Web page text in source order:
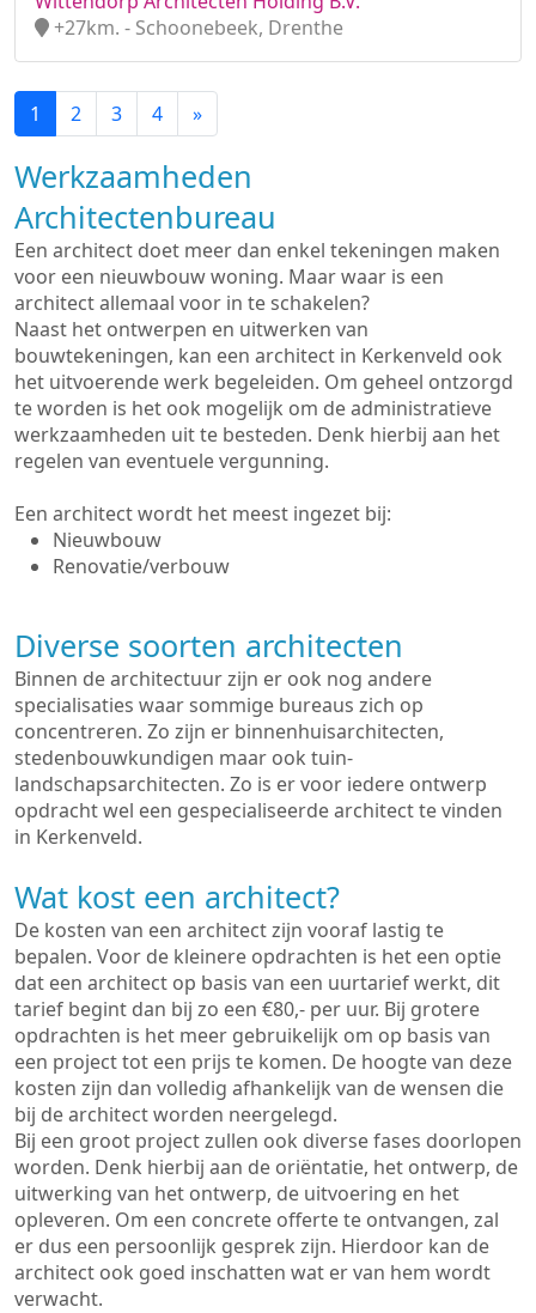
+27km. - Schoonebeek, Drenthe
1 2 3 4 »
Werkzaamheden
Architectenbureau
Een architect doet meer dan enkel tekeningen maken
voor een nieuwbouw woning. Maar waar is een
architect allemaal voor in te schakelen?
Naast het ontwerpen en uitwerken van
bouwtekeningen, kan een architect in Kerkenveld ook
het uitvoerende werk begeleiden. Om geheel ontzorgd
te worden is het ook mogelijk om de administratieve
werkzaamheden uit te besteden. Denk hierbij aan het
regelen van eventuele vergunning.
Een architect wordt het meest ingezet bij:
Nieuwbouw
Renovatie/verbouw
Diverse soorten architecten
Binnen de architectuur zijn er ook nog andere
specialisaties waar sommige bureaus zich op
concentreren. Zo zijn er binnenhuisarchitecten,
stedenbouwkundigen maar ook tuin-
landschapsarchitecten. Zo is er voor iedere ontwerp
opdracht wel een gespecialiseerde architect te vinden
in Kerkenveld.
Wat kost een architect?
De kosten van een architect zijn vooraf lastig te
bepalen. Voor de kleinere opdrachten is het een optie
dat een architect op basis van een uurtarief werkt, dit
tarief begint dan bij zo een €80,- per uur. Bij grotere
opdrachten is het meer gebruikelijk om op basis van
een project tot een prijs te komen. De hoogte van deze
kosten zijn dan volledig afhankelijk van de wensen die
bij de architect worden neergelegd.
Bij een groot project zullen ook diverse fases doorlopen
worden. Denk hierbij aan de oriëntatie, het ontwerp, de
uitwerking van het ontwerp, de uitvoering en het
opleveren. Om een concrete offerte te ontvangen, zal
er dus een persoonlijk gesprek zijn. Hierdoor kan de
architect ook goed inschatten wat er van hem wordt
verwacht.